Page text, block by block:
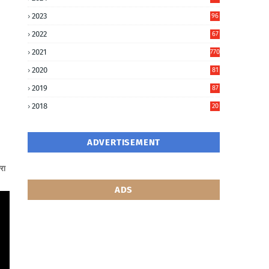
2023
96
2022
67
2021 770
2020
81
2019
87
2018
20
ADVERTISEMENT
ADS